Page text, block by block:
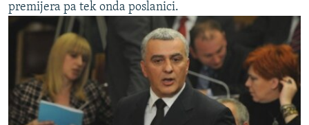
premijera pa tek onda poslanici.